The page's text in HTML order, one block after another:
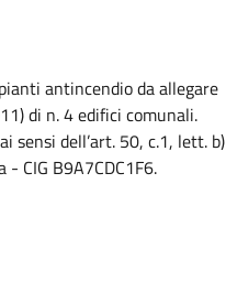
antincendio da allegare
di n. 4 edifici comunali.
sensi dell’art. 50, c.1, lett. b)
CIG B9A7CDC1F6.